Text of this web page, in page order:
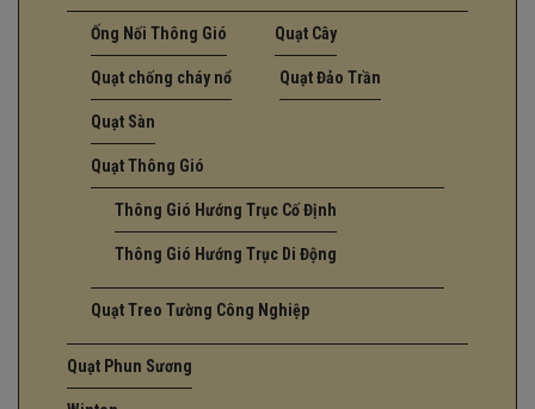
Ống Nối Thông Gió Quạt Cây
Quạt chống cháy nổ Quạt Đảo Trần
Quạt Sàn
Quạt Thông Gió
Thông Gió Hướng Trục Cố Định
Thông Gió Hướng Trục Di Động
Quạt Treo Tường Công Nghiệp
Quạt Phun Sương